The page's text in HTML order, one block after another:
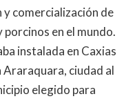
comercialización de
porcinos en el mundo.
instalada en Caxias
Araraquara, ciudad al
elegido para